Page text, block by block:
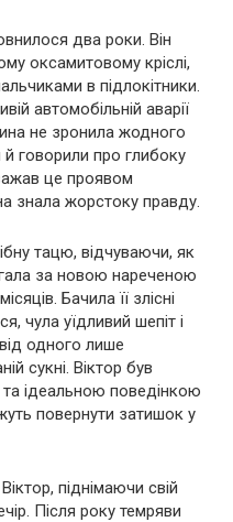
два роки. Він
оксамитовому кріслі,
в підлокітники.
автомобільній аварії
не зронила жодного
й говорили про глибоку
це проявом
знала жорстоку правду.
тацю, відчуваючи, як
за новою нареченою
Бачила її злісні
чула уїдливий шепіт і
одного лише
сукні. Віктор був
ідеальною поведінкою
повернути затишок у
піднімаючи свій
Після року темряви